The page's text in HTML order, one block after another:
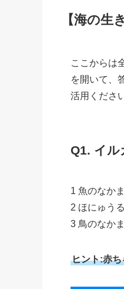
【海の生
ここからは
を開いて、
活用くださ
Q1. イル
1 魚のなかま
2 ほにゅう
3 鳥のなかま
ヒント:赤